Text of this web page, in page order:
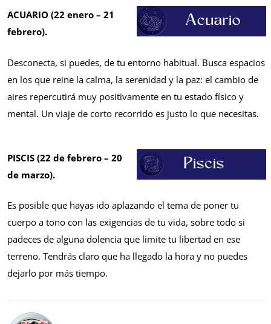
ACUARIO (22 enero – 21
febrero).
Desconecta, si puedes, de tu entorno habitual. Busca espacios
en los que reine la calma, la serenidad y la paz: el cambio de
aires repercutirá muy positivamente en tu estado físico y
mental. Un viaje de corto recorrido es justo lo que necesitas.
PISCIS (22 de febrero – 20
de marzo).
Es posible que hayas ido aplazando el tema de poner tu
cuerpo a tono con las exigencias de tu vida, sobre todo si
padeces de alguna dolencia que limite tu libertad en ese
terreno. Tendrás claro que ha llegado la hora y no puedes
dejarlo por más tiempo.